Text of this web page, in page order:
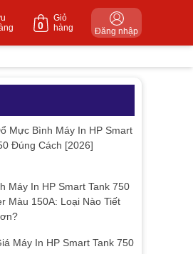
Giỏ
hàng
0 Đăng nhập
Mực Bình Máy In HP Smart
Đúng Cách [2026]
Máy In HP Smart Tank 750
Màu 150A: Loại Nào Tiết
Máy In HP Smart Tank 750